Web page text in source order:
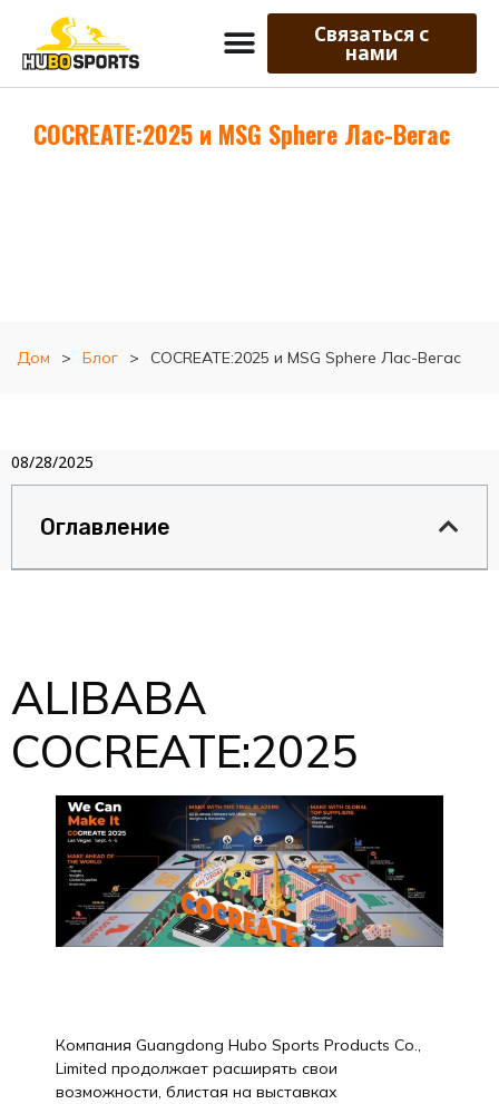
Связаться с
нами
COCREATE:2025 и MSG Sphere Лас-Вегас
Дом > Блог > COCREATE:2025 и MSG Sphere Лас-Вегас
08/28/2025
Оглавление
ALIBABA
COCREATE:2025
Компания Guangdong Hubo Sports Products Co.,
Limited продолжает расширять свои
возможности, блистая на выставках